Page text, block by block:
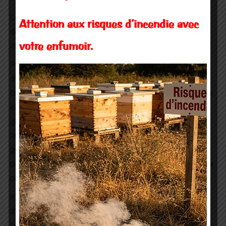
Les nouveaux statuts seront donc, prochainement,
déposés en préfecture ainsi que la composition du CA et
du bureau.
Pour des questions de proximité du courrier, l’adresse
d’Isabelle MORISOT sera celle du GDSA 22, en attendant
l’ouverture d’une boîte postale à Langueux. Celle-ci n’a pu
être ouverte du fait de l’inadéquation entre l’adresse
géographique (jusqu’alors rue du sabot à Ploufragan) et
la nécessité de l’ouverture de la boîte en proximité
géographique des membres du bureau. Dès le dépôt en
préfecture de l’adresse géographique de Langueux, il sera
procédé à l’ouverture de la boîte postale.
Il est procédé à la distribution, aux membres présents,
d’un document relatant la composition du CA et les
Attention aux risques d’incendie avec
votre enfumoir.